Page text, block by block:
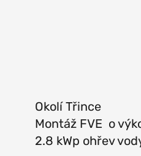
Okolí Třince
Montáž FVE o
2.8 kWp ohřev